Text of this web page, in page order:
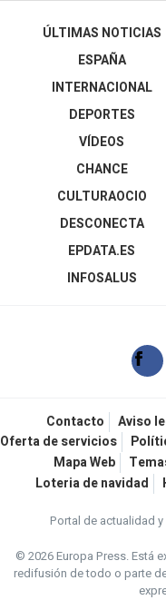
ÚLTIMAS NOTICIAS
ESPAÑA
INTERNACIONAL
DEPORTES
VÍDEOS
CHANCE
CULTURAOCIO
DESCONECTA
EPDATA.ES
INFOSALUS
Contacto Aviso
Oferta de servicios
Mapa Web
Loteria de navidad
Portal de actualidad
© 2026 Europa Press.Está
redifusión de todo o parte